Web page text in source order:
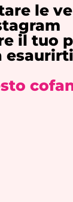
le
il tuo